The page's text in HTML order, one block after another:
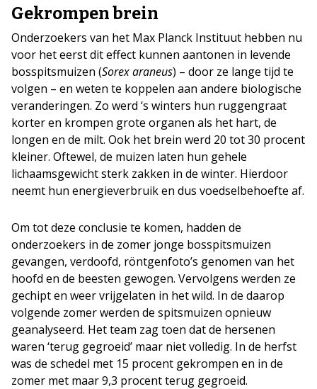
Gekrompen brein
Onderzoekers van het Max Planck Instituut hebben nu
voor het eerst dit effect kunnen aantonen in levende
bosspitsmuizen (Sorex araneus) – door ze lange tijd te
volgen – en weten te koppelen aan andere biologische
veranderingen. Zo werd ‘s winters hun ruggengraat
korter en krompen grote organen als het hart, de
longen en de milt. Ook het brein werd 20 tot 30 procent
kleiner. Oftewel, de muizen laten hun gehele
lichaamsgewicht sterk zakken in de winter. Hierdoor
neemt hun energieverbruik en dus voedselbehoefte af.
Om tot deze conclusie te komen, hadden de
onderzoekers in de zomer jonge bosspitsmuizen
gevangen, verdoofd, röntgenfoto’s genomen van het
hoofd en de beesten gewogen. Vervolgens werden ze
gechipt en weer vrijgelaten in het wild. In de daarop
volgende zomer werden de spitsmuizen opnieuw
geanalyseerd. Het team zag toen dat de hersenen
waren ‘terug gegroeid’ maar niet volledig. In de herfst
was de schedel met 15 procent gekrompen en in de
zomer met maar 9,3 procent terug gegroeid.